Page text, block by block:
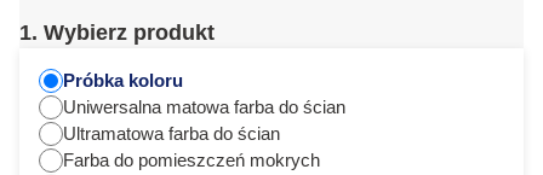
1. Wybierz produkt
Próbka koloru
Uniwersalna matowa farba do ścian
Ultramatowa farba do ścian
Farba do pomieszczeń mokrych